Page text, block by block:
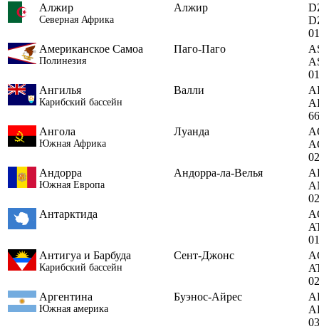
Алжир
Северная Африка
Алжир
Американское Самоа
Полинезия
Паго-Паго
Ангилья
Карибский бассейн
Валли
Ангола
Южная Африка
Луанда
Андорра
Южная Европа
Андорра-ла-Велья
Антарктида
Антигуа и Барбуда
Карибский бассейн
Сент-Джонс
Аргентина
Южная америка
Буэнос-Айрес